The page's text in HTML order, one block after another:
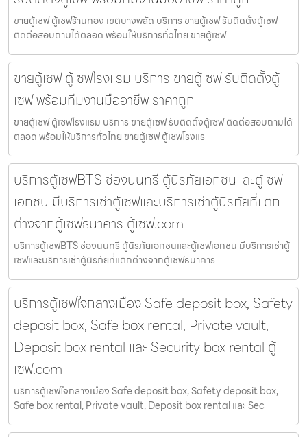
ขายตู้เซฟ ตู้เซฟร้านทอง เขตบางพลัด บริการ ขายตู้เซฟ รับติดตั้งตู้เซฟ
ติดต่อสอบถามได้ตลอด พร้อมให้บริการทั่วไทย ขายตู้เซฟ
ขายตู้เซฟ ตู้เซฟโรงแรม บริการ ขายตู้เซฟ รับติดตั้งตู้
เซฟ พร้อมทีมงานมืออาชีพ ราคาถูก
ขายตู้เซฟ ตู้เซฟโรงแรม บริการ ขายตู้เซฟ รับติดตั้งตู้เซฟ ติดต่อสอบถามได้
ตลอด พร้อมให้บริการทั่วไทย ขายตู้เซฟ ตู้เซฟโรงแร
บริการตู้เซฟBTS ช่องนนทรี ตู้นิรภัยเอกชนและตู้เซฟ
เอกชน มีบริการเช่าตู้เซฟและบริการเช่าตู้นิรภัยที่แตก
ต่างจากตู้เซฟธนาคาร ตู้เซฟ.com
บริการตู้เซฟBTS ช่องนนทรี ตู้นิรภัยเอกชนและตู้เซฟเอกชน มีบริการเช่าตู้
เซฟและบริการเช่าตู้นิรภัยที่แตกต่างจากตู้เซฟธนาคาร
บริการตู้เซฟใจกลางเมือง Safe deposit box, Safety
deposit box, Safe box rental, Private vault,
Deposit box rental และ Security box rental ตู้
เซฟ.com
บริการตู้เซฟใจกลางเมือง Safe deposit box, Safety deposit box,
Safe box rental, Private vault, Deposit box rental และ Sec